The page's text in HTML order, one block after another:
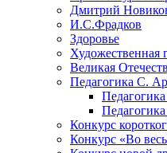
Дмитрий
И.С.Фрадков
Здоровье
Художественная
Великая
Педагогика С.
Конкурс
Конкурс «Во